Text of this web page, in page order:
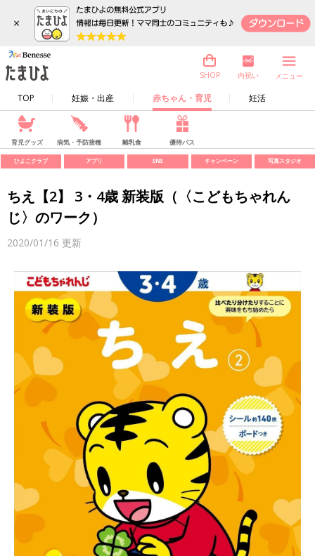
×
TOP 妊娠・出産 赤ちゃん・育児 妊活
SHOP 内祝い メニュー
育児グッズ 病気・予防接種 離乳食 優待パス
ひよこクラブ アプリ SNS キャンペーン 写真スタジオ
ちえ【2】 3・4歳 新装版（〈こどもちゃれん
じ〉のワーク）
2020/01/16 更新